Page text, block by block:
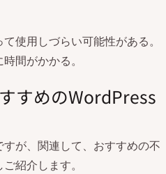
使用しづらい可能性がある。
間がかかる。
すめのWordPress
が、関連して、おすすめの不
紹介します。